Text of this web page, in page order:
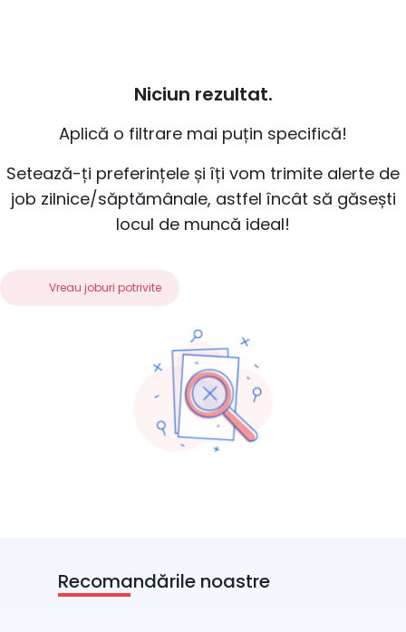
Niciun rezultat.
Aplică o filtrare mai puțin specifică!
Setează-ți preferințele și îți vom trimite alerte de
job zilnice/săptămânale, astfel încât să găsești
locul de muncă ideal!
Vreau joburi potrivite
Recomandările noastre